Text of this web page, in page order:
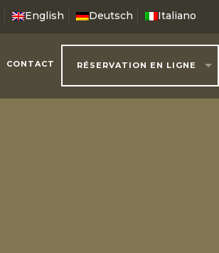
English Deutsch Italiano
CONTACT RÉSERVATION EN LIGNE